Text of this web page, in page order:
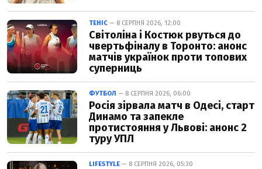
ТЕНІС — 8 СЕРПНЯ 2026, 12:00
Світоліна і Костюк рвуться до
чвертьфіналу в Торонто: анонс
матчів українок проти топових
суперниць
ФУТБОЛ — 8 СЕРПНЯ 2026, 06:00
Росія зірвала матч в Одесі, старт
Динамо та запекле
протистояння у Львові: анонс 2
туру УПЛ
LIFESTYLE — 8 СЕРПНЯ 2026, 05:30